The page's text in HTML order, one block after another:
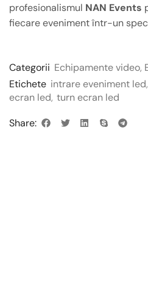
profesionalismul NAN Events
fiecare eveniment într-un
Categorii Echipamente video,
Etichete intrare eveniment led,
ecran led, turn ecran led
Share: